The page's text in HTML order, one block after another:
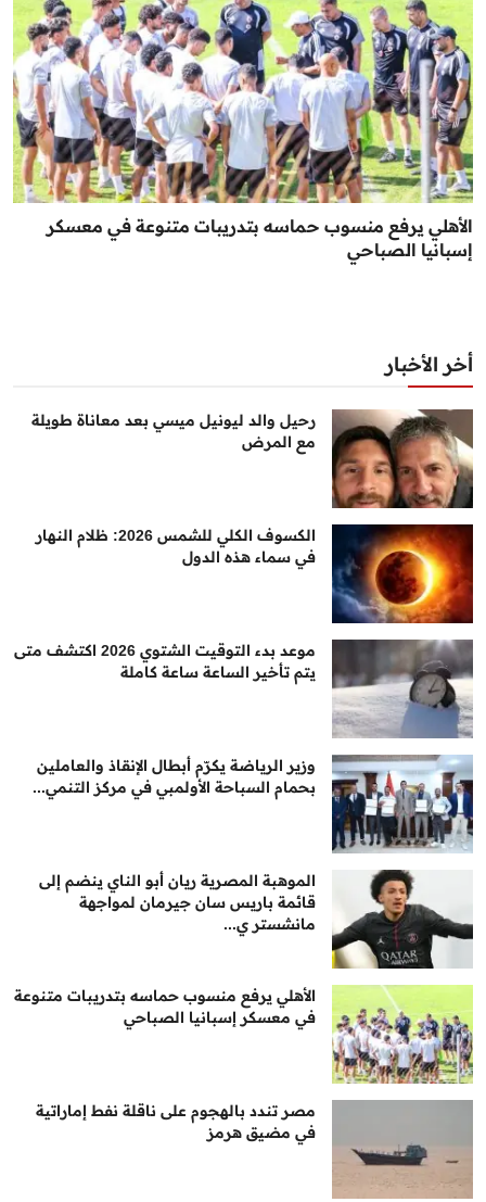
الأهلي يرفع منسوب حماسه بتدريبات متنوعة في معسكر
إسبانيا الصباحي
أخر الأخبار
رحيل والد ليونيل ميسي بعد معاناة طويلة
مع المرض
الكسوف الكلي للشمس 2026: ظلام النهار
في سماء هذه الدول
موعد بدء التوقيت الشتوي 2026 اكتشف متى
يتم تأخير الساعة ساعة كاملة
وزير الرياضة يكرّم أبطال الإنقاذ والعاملين
بحمام السباحة الأولمبي في مركز التنمي...
الموهبة المصرية ريان أبو الناي ينضم إلى
قائمة باريس سان جيرمان لمواجهة
مانشستر ي...
الأهلي يرفع منسوب حماسه بتدريبات متنوعة
في معسكر إسبانيا الصباحي
مصر تندد بالهجوم على ناقلة نفط إماراتية
في مضيق هرمز